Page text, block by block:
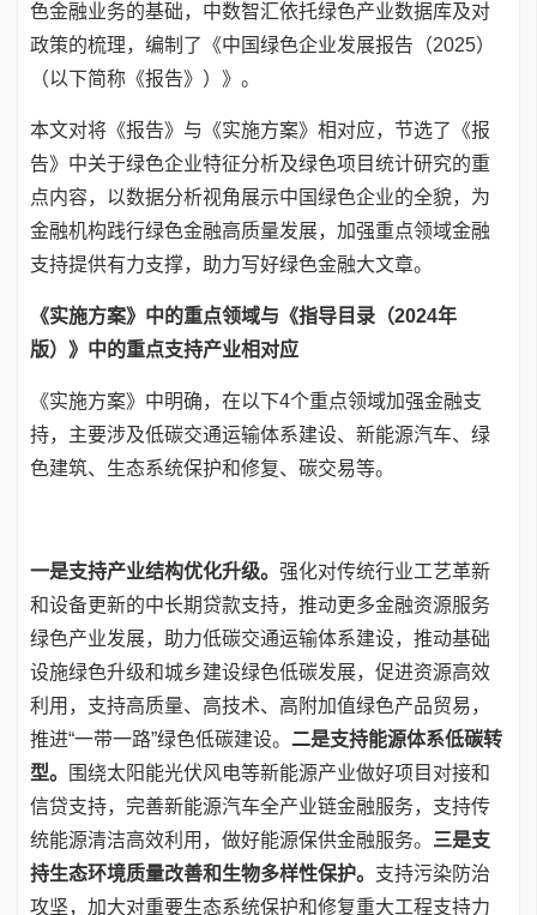
色金融业务的基础，中数智汇依托绿色产业数据库及对
政策的梳理，编制了《中国绿色企业发展报告（2025）
（以下简称《报告》）》。
本文对将《报告》与《实施方案》相对应，节选了《报
告》中关于绿色企业特征分析及绿色项目统计研究的重
点内容，以数据分析视角展示中国绿色企业的全貌，为
金融机构践行绿色金融高质量发展，加强重点领域金融
支持提供有力支撑，助力写好绿色金融大文章。
《实施方案》中的重点领域与《指导目录（2024年
版）》 中的重点支持产业相对应
《实施方案》中明确，在以下4个重点领域加强金融支
持，主要涉及低碳交通运输体系建设、新能源汽车、绿
色建筑、生态系统保护和修复、碳交易等。
一是支持产业结构优化升级。 强化对传统行业工艺革新
和设备更新的中长期贷款支持，推动更多金融资源服务
绿色产业发展，助力低碳交通运输体系建设，推动基础
设施绿色升级和城乡建设绿色低碳发展，促进资源高效
利用，支持高质量、高技术、高附加值绿色产品贸易，
推进“一带一路”绿色低碳建设。 二是支持能源体系低碳转
型。
围绕太阳能光伏风电等新能源产业做好项目对接和
信贷支持，完善新能源汽车全产业链金融服务，支持传
统能源清洁高效利用，做好能源保供金融服务。 三是支
持生态环境质量改善和生物多样性保护。 支持污染防治
攻坚，加大对重要生态系统保护和修复重大工程支持力